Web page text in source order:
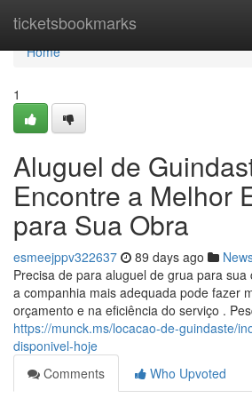
ticketsbookmarks
Home
Home
1
Aluguel de
Encontre a Melhor
para Sua Obra
esmeejppv322637 89 days ago
Precisa de para aluguel de grua para
a companhia mais adequada pode fazer
orçamento e na eficiência do serviço .
https://munck.ms/locacao-de-guindaste/
disponivel-hoje
Comments
Who Upvoted